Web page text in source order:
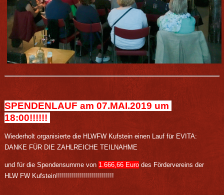
SPENDENLAUF am 07.MAI.2019 um
18:00!!!!!!
Wiederholt organisierte die HLWFW Kufstein einen Lauf für EVITA:
DANKE FÜR DIE ZAHLREICHE TEILNAHME
und für die Spendensumme von 1.666,66 Euro des Fördervereins der
HLW FW Kufstein!!!!!!!!!!!!!!!!!!!!!!!!!!!!!